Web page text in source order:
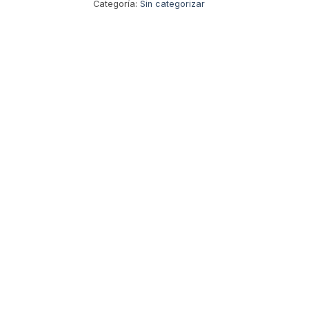
Categoría: Sin categorizar